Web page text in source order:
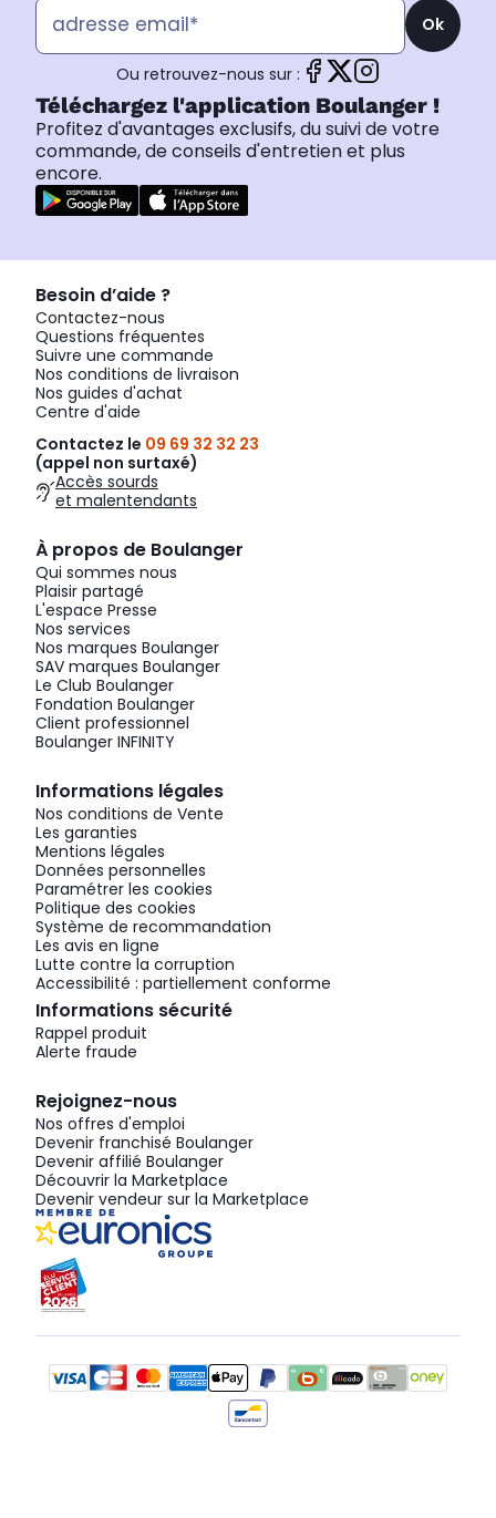
Ok
Ou retrouvez-nous sur :
Téléchargez l'application Boulanger !
Profitez d'avantages exclusifs, du suivi de votre
commande, de conseils d'entretien et plus
encore.
Besoin d’aide ?
Contactez-nous
Questions fréquentes
Suivre une commande
Nos conditions de livraison
Nos guides d'achat
Centre d'aide
Contactez le 09 69 32 32 23
(appel non surtaxé)
Accès sourds
et malentendants
À propos de Boulanger
Qui sommes nous
Plaisir partagé
L'espace Presse
Nos services
Nos marques Boulanger
SAV marques Boulanger
Le Club Boulanger
Fondation Boulanger
Client professionnel
Boulanger INFINITY
Informations légales
Nos conditions de Vente
Les garanties
Mentions légales
Données personnelles
Paramétrer les cookies
Politique des cookies
Système de recommandation
Les avis en ligne
Lutte contre la corruption
Accessibilité : partiellement conforme
Informations sécurité
Rappel produit
Alerte fraude
Rejoignez-nous
Nos offres d'emploi
Devenir franchisé Boulanger
Devenir affilié Boulanger
Découvrir la Marketplace
Devenir vendeur sur la Marketplace